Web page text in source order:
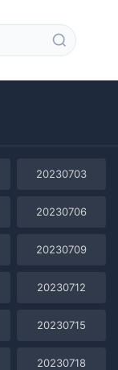
20230703
20230706
20230709
20230712
20230715
20230718